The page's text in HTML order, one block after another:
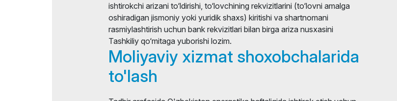
ishtirokchi arizani to‘ldirishi, to‘lovchining rekvizitlarini (to‘lovni amalga
oshiradigan jismoniy yoki yuridik shaxs) kiritishi va shartnomani
rasmiylashtirish uchun bank rekvizitlari bilan birga ariza nusxasini
Tashkiliy qo‘mitaga yuborishi lozim.
Moliyaviy xizmat shoxobchalarida
to'lash